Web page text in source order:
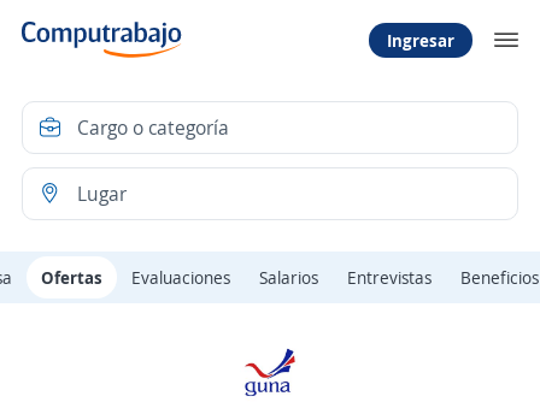
Ingresar
Ofertas Evaluaciones Salarios Entrevistas Beneficios